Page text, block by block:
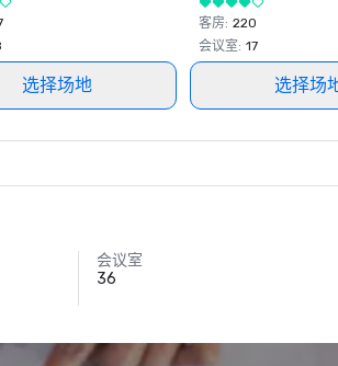
选择场地
客房: 220
会议室: 17
选择场
会议室
36